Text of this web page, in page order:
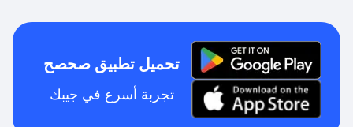
تحميل تطبيق صحصح
تجربة أسرع في جيبك